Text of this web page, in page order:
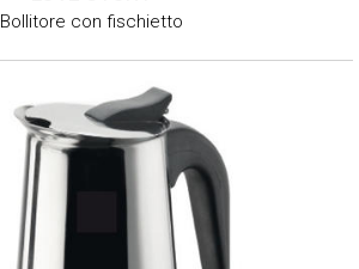
Bollitore con fischietto